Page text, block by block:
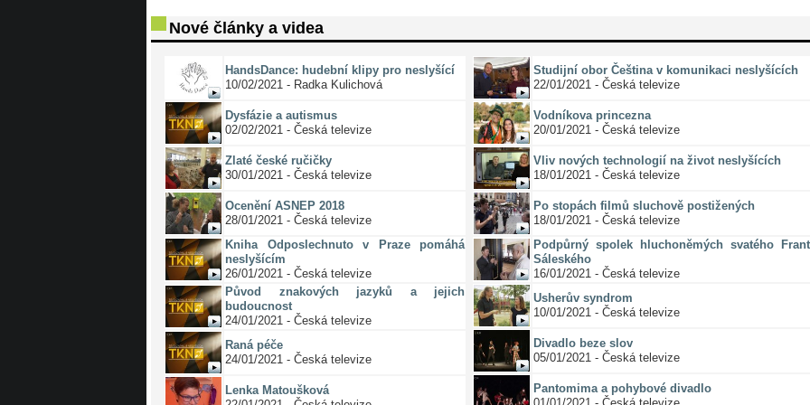
Nové články a videa
HandsDance: hudební klipy pro neslyšící
10/02/2021 - Radka Kulichová
Dysfázie a autismus
02/02/2021 - Česká televize
Zlaté české ručičky
30/01/2021 - Česká televize
Ocenění ASNEP 2018
28/01/2021 - Česká televize
Kniha Odposlechnuto v Praze pomáhá
neslyšícím
26/01/2021 - Česká televize
Původ znakových jazyků a jejich
budoucnost
24/01/2021 - Česká televize
Raná péče
24/01/2021 - Česká televize
Lenka Matoušková
Studijní obor Čeština v komunikaci neslyšících
22/01/2021 - Česká televize
Vodníkova princezna
20/01/2021 - Česká televize
Vliv nových technologií na život neslyšících
18/01/2021 - Česká televize
Po stopách filmů sluchově postižených
18/01/2021 - Česká televize
Podpůrný spolek hluchoněmých svatého
Sáleského
16/01/2021 - Česká televize
Usherův syndrom
10/01/2021 - Česká televize
Divadlo beze slov
05/01/2021 - Česká televize
Pantomima a pohybové divadlo